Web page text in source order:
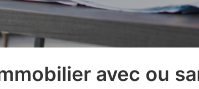
avec ou